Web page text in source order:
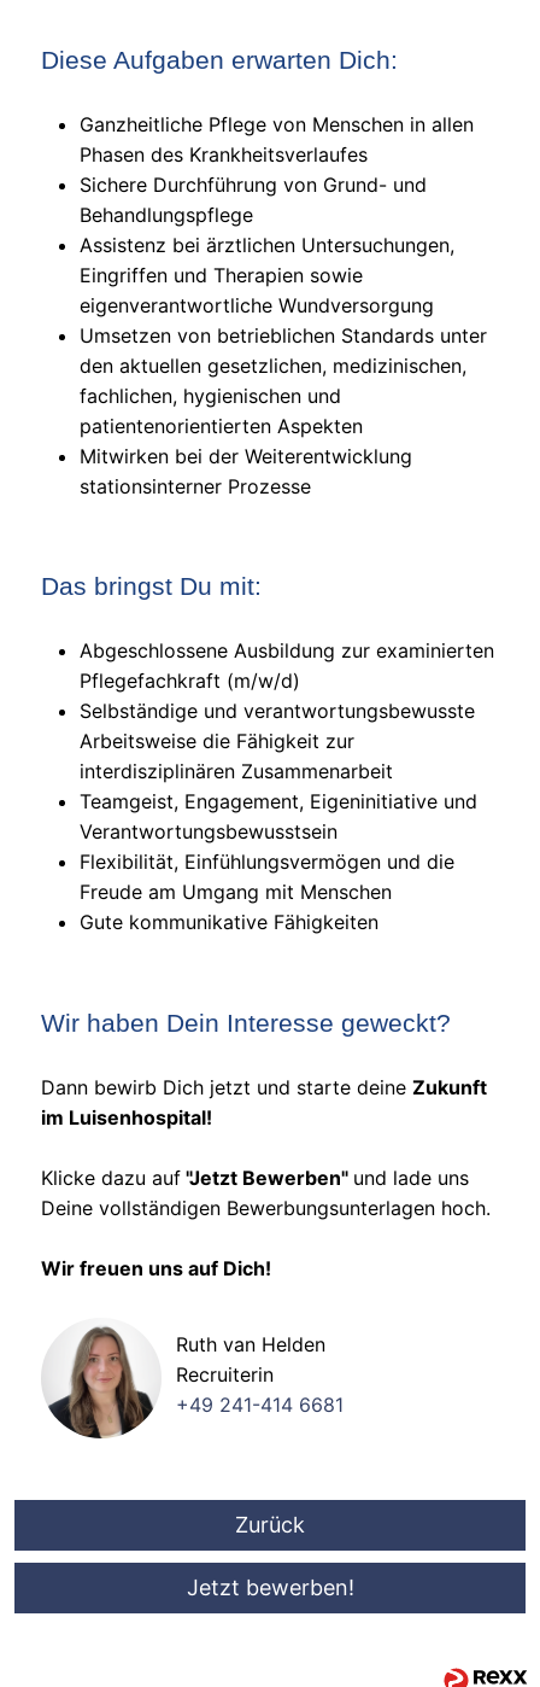
Diese Aufgaben erwarten Dich:
Ganzheitliche Pflege von Menschen in allen
Phasen des Krankheitsverlaufes
Sichere Durchführung von Grund- und
Behandlungspflege
Assistenz bei ärztlichen Untersuchungen,
Eingriffen und Therapien sowie
eigenverantwortliche Wundversorgung
Umsetzen von betrieblichen Standards unter
den aktuellen gesetzlichen, medizinischen,
fachlichen, hygienischen und
patientenorientierten Aspekten
Mitwirken bei der Weiterentwicklung
stationsinterner Prozesse
Das bringst Du mit:
Abgeschlossene Ausbildung zur examinierten
Pflegefachkraft (m/w/d)
Selbständige und verantwortungsbewusste
Arbeitsweise die Fähigkeit zur
interdisziplinären Zusammenarbeit
Teamgeist, Engagement, Eigeninitiative und
Verantwortungsbewusstsein
Flexibilität, Einfühlungsvermögen und die
Freude am Umgang mit Menschen
Gute kommunikative Fähigkeiten
Wir haben Dein Interesse geweckt?
Dann bewirb Dich jetzt und starte deine Zukunft
im Luisenhospital!
Klicke dazu auf "Jetzt Bewerben" und lade uns
Deine vollständigen Bewerbungsunterlagen hoch.
Wir freuen uns auf Dich!
Ruth van Helden
Recruiterin
+49 241-414 6681
Zurück
Jetzt bewerben!